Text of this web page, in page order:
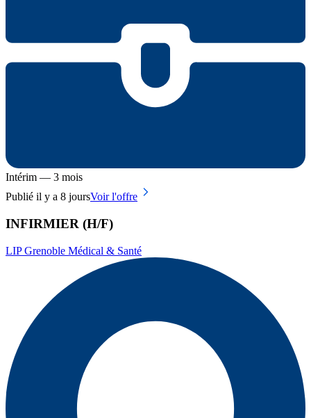
Intérim — 3 mois
Publié il y a 8 joursVoir l'offre
INFIRMIER (H/F)
LIP Grenoble Médical & Santé